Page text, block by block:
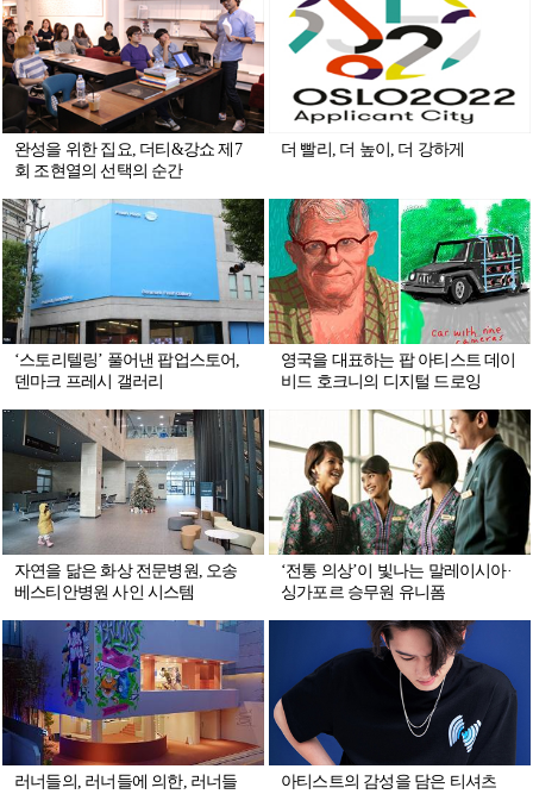
완성을 위한 집요, 더티&강쇼 제7
회 조현열의 선택의 순간
더 빨리, 더 높이, 더 강하게
‘스토리텔링’ 풀어낸 팝업스토어,
덴마크 프레시 갤러리
영국을 대표하는 팝 아티스트 데이
비드 호크니의 디지털 드로잉
자연을 닮은 화상 전문병원, 오송
베스티안병원 사인 시스템
‘전통 의상’이 빛나는 말레이시아·
싱가포르 승무원 유니폼
러너들의, 러너들에 의한, 러너들 아티스트의 감성을 담은 티셔츠